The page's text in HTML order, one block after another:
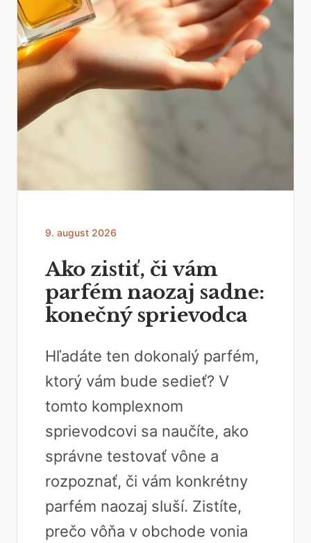
9. august 2026
Ako zistiť, či vám
parfém naozaj sadne:
konečný sprievodca
Hľadáte ten dokonalý parfém,
ktorý vám bude sedieť? V
tomto komplexnom
sprievodcovi sa naučíte, ako
správne testovať vône a
rozpoznať, či vám konkrétny
parfém naozaj sluší. Zistíte,
prečo vôňa v obchode vonia